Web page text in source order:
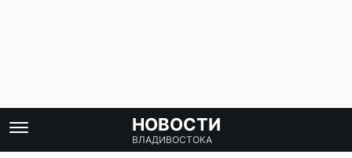
НОВОСТИ
ВЛАДИВОСТОКА